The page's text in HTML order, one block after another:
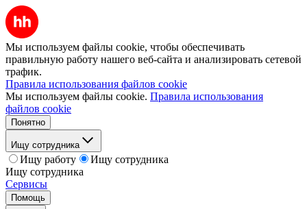
Мы используем файлы cookie, чтобы обеспечивать
правильную работу нашего веб-сайта и анализировать сетевой
трафик.
Правила использования файлов cookie
Мы используем файлы cookie. Правила использования
файлов cookie
Понятно
Ищу сотрудника
Ищу работу
Ищу сотрудника
Ищу сотрудника
Сервисы
Помощь